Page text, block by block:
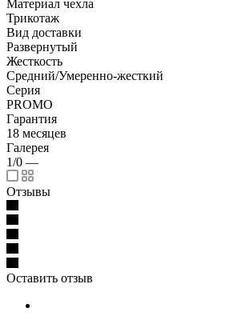
Материал чехла
Трикотаж
Вид доставки
Развернутый
Жесткость
Средний/Умеренно-жесткий
Серия
PROMO
Гарантия
18 месяцев
Галерея
1/0 —
Отзывы
Оставить отзыв